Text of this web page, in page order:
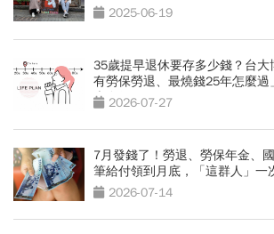
2025-06-19
35歲提早退休要存多少錢？台大
有勞保勞退、最燒錢25年怎麼
光存款
2026-07-27
7月發錢了！勞退、勞保年金、
筆給付領到月底，「這群人」一
2026-07-14